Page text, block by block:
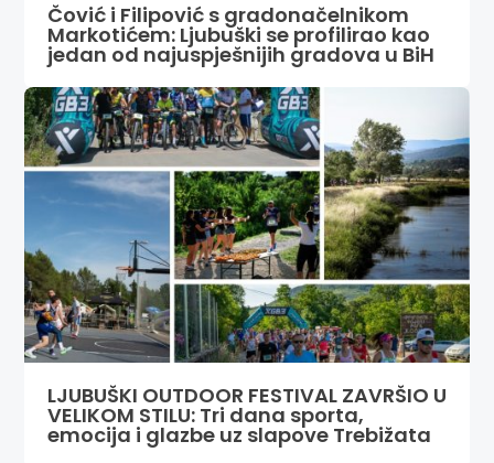
Čović i Filipović s gradonačelnikom
Markotićem: Ljubuški se profilirao kao
jedan od najuspješnijih gradova u BiH
LJUBUŠKI OUTDOOR FESTIVAL ZAVRŠIO U
VELIKOM STILU: Tri dana sporta,
emocija i glazbe uz slapove Trebižata